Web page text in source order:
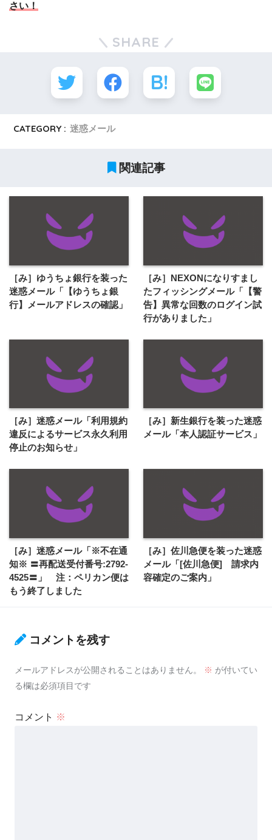
さい！
SHARE
CATEGORY : 迷惑メール
関連記事
［み］ゆうちょ銀行を装った
迷惑メール「【ゆうちょ銀
行】メールアドレスの確認」
［み］NEXONになりすまし
たフィッシングメール「【警
告】異常な回数のログイン試
行がありました」
［み］迷惑メール「利用規約
違反によるサービス永久利用
停止のお知らせ」
［み］新生銀行を装った迷惑
メール「本人認証サービス」
［み］迷惑メール「※不在通
知※ 〓再配送受付番号:2792-
4525〓」 注：ペリカン便は
もう終了しました
［み］佐川急便を装った迷惑
メール「[佐川急便] 請求内
容確定のご案内」
コメントを残す
メールアドレスが公開されることはありません。 ※ が付いてい
る欄は必須項目です
コメント ※